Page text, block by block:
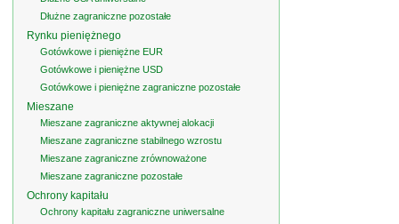
Dłużne zagraniczne pozostałe
Rynku pieniężnego
Gotówkowe i pieniężne EUR
Gotówkowe i pieniężne USD
Gotówkowe i pieniężne zagraniczne pozostałe
Mieszane
Mieszane zagraniczne aktywnej alokacji
Mieszane zagraniczne stabilnego wzrostu
Mieszane zagraniczne zrównoważone
Mieszane zagraniczne pozostałe
Ochrony kapitału
Ochrony kapitału zagraniczne uniwersalne